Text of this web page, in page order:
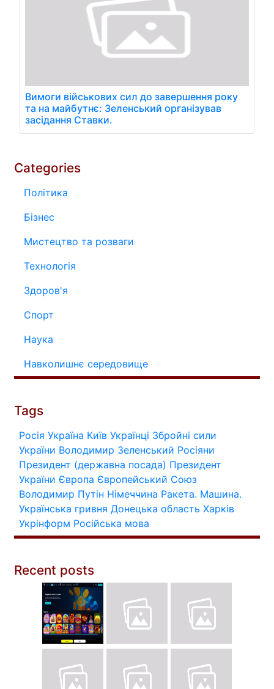
Вимоги військових сил до завершення року
та на майбутнє: Зеленський організував
засідання Ставки.
Categories
Політика
Бізнес
Мистецтво та розваги
Технологія
Здоров'я
Спорт
Наука
Навколишнє середовище
Tags
Росія Україна Київ Українці Збройні сили
України Володимир Зеленський Росіяни
Президент (державна посада) Президент
України Європа Європейський Союз
Володимир Путін Німеччина Ракета. Машина.
Українська гривня Донецька область Харків
Укрінформ Російська мова
Recent posts